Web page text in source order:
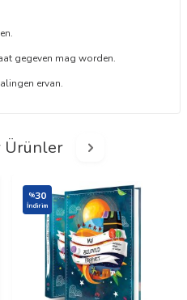
gegeven mag worden.
ervan.
Ürünler
%30
İndirim